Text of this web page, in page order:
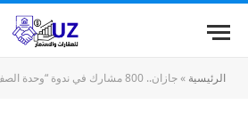
الرئيسية »جازان.. 800 مشارك في ندوة “وحدة الصف واجتماع الكلمة”